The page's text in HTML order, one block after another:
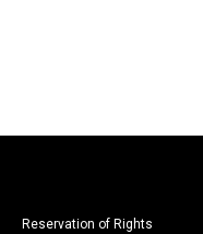
Reservation of Rights